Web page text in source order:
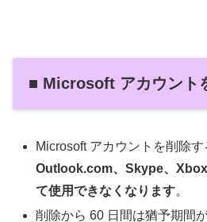
■ Microsoft アカウント
Microsoft アカウントを削除
Outlook.com、Skype、
て使用できなくなります。
削除から 60 日間は猶予期間